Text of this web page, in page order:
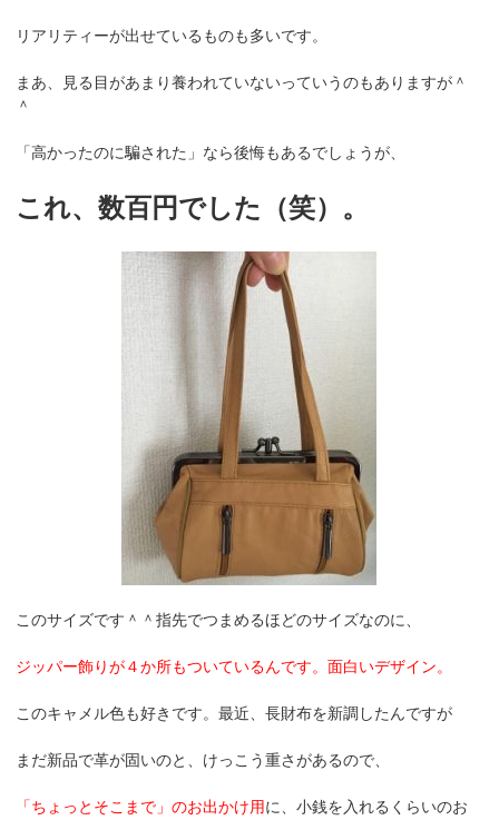
リアリティーが出せているものも多いです。
まあ、見る目があまり養われていないっていうのもありますが＾
＾
「高かったのに騙された」なら後悔もあるでしょうが、
これ、数百円でした（笑）。
このサイズです＾＾指先でつまめるほどのサイズなのに、
ジッパー飾りが４か所もついているんです。面白いデザイン。
このキャメル色も好きです。最近、長財布を新調したんですが
まだ新品で革が固いのと、けっこう重さがあるので、
「ちょっとそこまで」のお出かけ用に、小銭を入れるくらいのお